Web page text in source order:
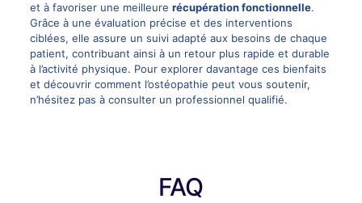
et à favoriser une meilleure récupération fonctionnelle.
Grâce à une évaluation précise et des interventions
ciblées, elle assure un suivi adapté aux besoins de chaque
patient, contribuant ainsi à un retour plus rapide et durable
à l’activité physique. Pour explorer davantage ces bienfaits
et découvrir comment l’ostéopathie peut vous soutenir,
n’hésitez pas à consulter un professionnel qualifié.
FAQ